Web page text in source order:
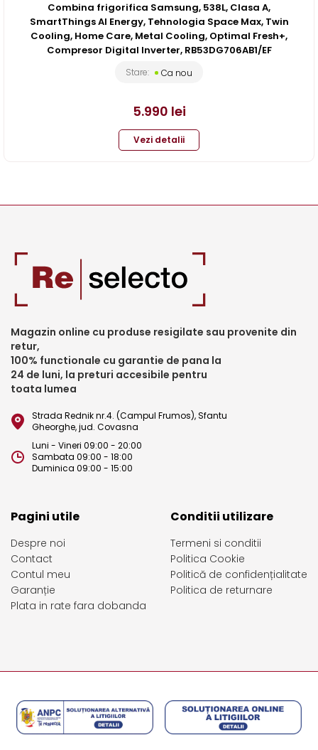
Combina frigorifica Samsung, 538L, Clasa A,
SmartThings AI Energy, Tehnologia Space Max, Twin
Cooling, Home Care, Metal Cooling, Optimal Fresh+,
Compresor Digital Inverter, RB53DG706AB1/EF
Stare: Ca nou
5.990 lei
Vezi detalii
Magazin online cu produse resigilate sau provenite din
retur,
100% functionale cu garantie de pana la
24 de luni, la preturi accesibile pentru
toata lumea
Strada Rednik nr.4. (Campul Frumos), Sfantu
Gheorghe, jud. Covasna
Luni - Vineri 09:00 - 20:00
Sambata 09:00 - 18:00
Duminica 09:00 - 15:00
Pagini utile
Despre noi
Contact
Contul meu
Garanție
Plata in rate fara dobanda
Conditii utilizare
Termeni si conditii
Politica Cookie
Politică de confidențialitate
Politica de returnare